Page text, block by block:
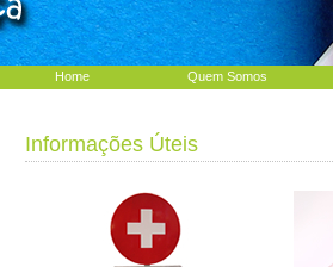
Home Quem Somos
Informações Úteis